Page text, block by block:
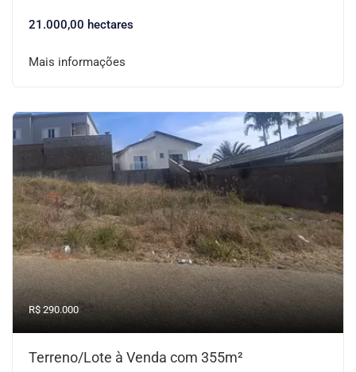
21.000,00 hectares
Mais informações
R$ 290.000
Terreno/Lote à Venda com 355m²